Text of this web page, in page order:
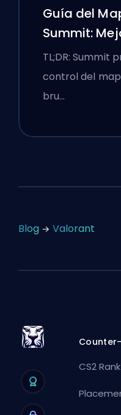
Guía del
Summit:
Llamadas y
TL;DR: Summit
control del
bru…
Blog Valorant
CS2